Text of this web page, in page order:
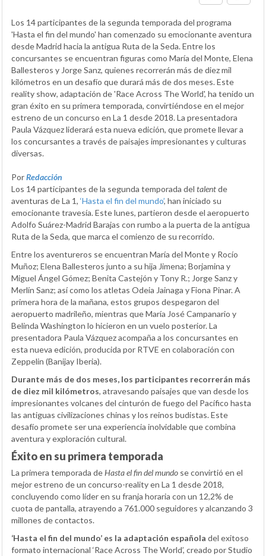
Los 14 participantes de la segunda temporada del programa
'Hasta el fin del mundo' han comenzado su emocionante aventura
desde Madrid hacia la antigua Ruta de la Seda. Entre los
concursantes se encuentran figuras como María del Monte, Elena
Ballesteros y Jorge Sanz, quienes recorrerán más de diez mil
kilómetros en un desafío que durará más de dos meses. Este
reality show, adaptación de 'Race Across The World', ha tenido un
gran éxito en su primera temporada, convirtiéndose en el mejor
estreno de un concurso en La 1 desde 2018. La presentadora
Paula Vázquez liderará esta nueva edición, que promete llevar a
los concursantes a través de paisajes impresionantes y culturas
diversas.
PorRedacción
Los 14 participantes de la segunda temporada del talentde
aventuras de La 1, ‘Hasta el fin del mundo’, han iniciado su
emocionante travesía. Este lunes, partieron desde el aeropuerto
Adolfo Suárez-Madrid Barajas con rumbo a la puerta de la antigua
Ruta de la Seda, que marca el comienzo de su recorrido.
Entre los aventureros se encuentran María del Monte y Rocío
Muñoz; Elena Ballesteros junto a su hija Jimena; Borjamina y
Miguel Ángel Gómez; Benita Castejón y Tony R.; Jorge Sanz y
Merlín Sanz; así como los atletas Odeia Jainaga y Fiona Pinar. A
primera hora de la mañana, estos grupos despegaron del
aeropuerto madrileño, mientras que María José Campanario y
Belinda Washington lo hicieron en un vuelo posterior. La
presentadora Paula Vázquez acompaña a los concursantes en
esta nueva edición, producida por RTVE en colaboración con
Zeppelin (Banijay Iberia).
Durante más de dos meses, los participantes recorrerán más
de diez mil kilómetros, atravesando paisajes que van desde los
impresionantes volcanes del cinturón de fuego del Pacífico hasta
las antiguas civilizaciones chinas y los reinos budistas. Este
desafío promete ser una experiencia inolvidable que combina
aventura y exploración cultural.
Éxito en su primera temporada
La primera temporada deHasta el fin del mundo se convirtió en el
mejor estreno de un concurso-reality en La 1 desde 2018,
concluyendo como líder en su franja horaria con un 12,2% de
cuota de pantalla, atrayendo a 761.000 seguidores y alcanzando 3
millones de contactos.
‘Hasta el fin del mundo’ es la adaptación española del exitoso
formato internacional ‘Race Across The World’, creado por Studio